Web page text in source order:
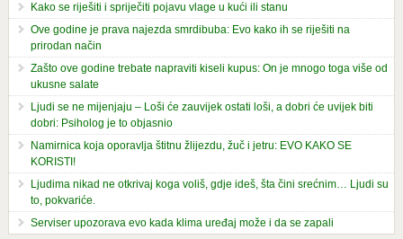
Kako se riješiti i spriječiti pojavu vlage u kući ili stanu
Ove godine je prava najezda smrdibuba: Evo kako ih se riješiti na
prirodan način
Zašto ove godine trebate napraviti kiseli kupus: On je mnogo toga više od
ukusne salate
Ljudi se ne mijenjaju – Loši će zauvijek ostati loši, a dobri će uvijek biti
dobri: Psiholog je to objasnio
Namirnica koja oporavlja štitnu žlijezdu, žuč i jetru: EVO KAKO SE
KORISTI!
Ljudima nikad ne otkrivaj koga voliš, gdje ideš, šta čini srećnim… Ljudi su
to, pokvariće.
Serviser upozorava evo kada klima uređaj može i da se zapali